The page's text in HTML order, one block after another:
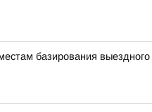
базирования